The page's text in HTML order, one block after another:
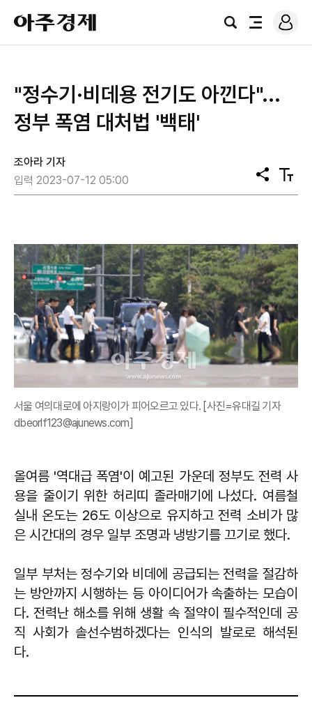
아
주
경
검
전
로
그
​"정수기·비데용 전기도 아낀다"...
정부 폭염 대처법 '백태'
조아라 기자
입력 2023-07-12 05:00
공
유
텍
스
서울 여의대로에 아지랑이가 피어오르고 있다. [사진=유대길 기자
dbeorlf123@ajunews.com]
올여름 '역대급 폭염'이 예고된 가운데 정부도 전력 사
용을 줄이기 위한 허리띠 졸라매기에 나섰다. 여름철
실내 온도는 26도 이상으로 유지하고 전력 소비가 많
은 시간대의 경우 일부 조명과 냉방기를 끄기로 했다.
일부 부처는 정수기와 비데에 공급되는 전력을 절감하
는 방안까지 시행하는 등 아이디어가 속출하는 모습이
다. 전력난 해소를 위해 생활 속 절약이 필수적인데 공
직 사회가 솔선수범하겠다는 인식의 발로로 해석된
다.